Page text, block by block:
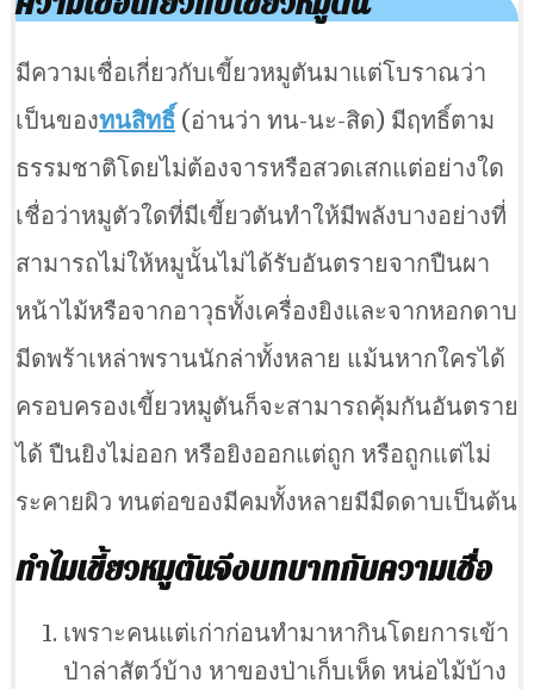
มีความเชื่อเกี่ยวกับเขี้ยวหมูตันมาแต่โบราณว่า
เป็นของทนสิทธิ์ (อ่านว่า ทน-นะ-สิด) มีฤทธิ์ตาม
ธรรมชาติโดยไม่ต้องจารหรือสวดเสกแต่อย่างใด
เชื่อว่าหมูตัวใดที่มีเขี้ยวตันทำให้มีพลังบางอย่างที่
สามารถไม่ให้หมูนั้นไม่ได้รับอันตรายจากปืนผา
หน้าไม้หรือจากอาวุธทั้งเครื่องยิงและจากหอกดาบ
มีดพร้าเหล่าพรานนักล่าทั้งหลาย แม้นหากใครได้
ครอบครองเขี้ยวหมูตันก็จะสามารถคุ้มกันอันตราย
ได้ ปืนยิงไม่ออก หรือยิงออกแต่ถูก หรือถูกแต่ไม่
ระคายผิว ทนต่อของมีคมทั้งหลายมีมีดดาบเป็นต้น
ทำไมเขี้ยวหมูตันจึงบทบาทกับความเชื่อ
เพราะคนแต่เก่าก่อนทำมาหากินโดยการเข้า
ป่าล่าสัตว์บ้าง หาของป่าเก็บเห็ด หน่อไม้บ้าง